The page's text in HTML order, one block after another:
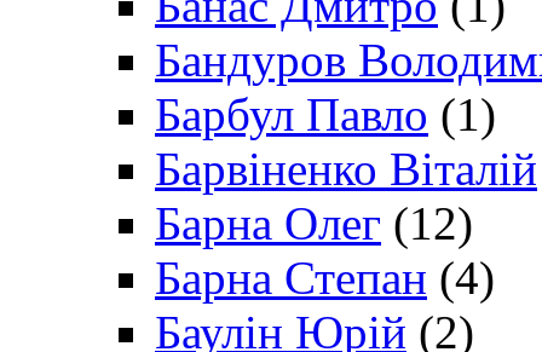
Бандуров
Барбул Павло (1)
Барвіненко Віталій
Барна Олег (12)
Барна Степан (4)
Баулін Юрій (2)